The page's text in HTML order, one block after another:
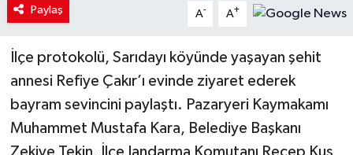
Paylaş A- A+
İlçe protokolü, Sarıdayı köyünde yaşayan şehit
annesi Refiye Çakır’ı evinde ziyaret ederek
bayram sevincini paylaştı. Pazaryeri Kaymakamı
Muhammet Mustafa Kara, Belediye Başkanı